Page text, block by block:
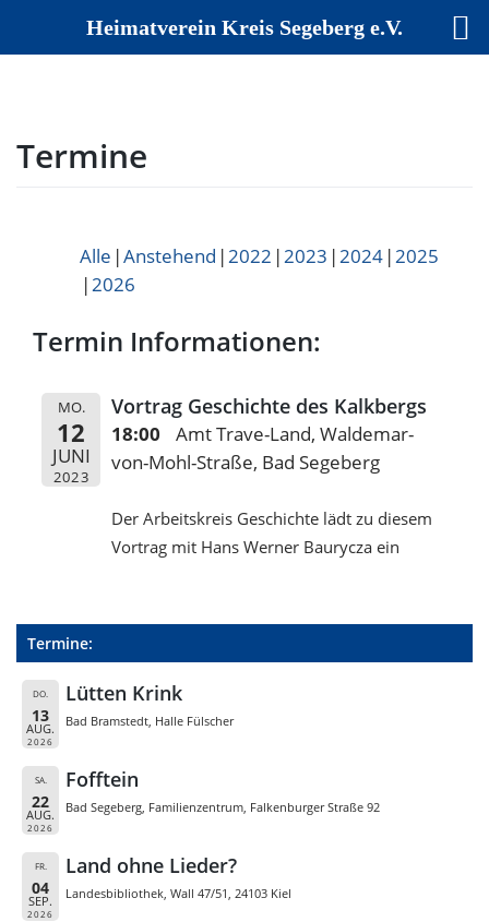
Termine
Alle Anstehend 2022 2023 2024 2025
2026
Termin Informationen:
MO.
12
JUNI
2023
Vortrag Geschichte des Kalkbergs
18:00
Amt Trave-Land, Waldemar-
von-Mohl-Straße, Bad Segeberg
Der Arbeitskreis Geschichte lädt zu diesem
Vortrag mit Hans Werner Baurycza ein
Termine:
DO.
13
AUG.
2026
Lütten Krink
Bad Bramstedt, Halle Fülscher
SA.
22
AUG.
2026
Fofftein
Bad Segeberg, Familienzentrum, Falkenburger Straße 92
FR.
04
SEP.
2026
Land ohne Lieder?
Landesbibliothek, Wall 47/51, 24103 Kiel
Heimatverein Kreis Segeberg e.V.